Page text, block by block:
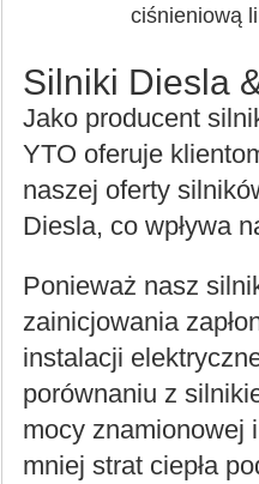
ciśnieniową
Silniki Diesla
Jako producent
YTO oferuje
naszej oferty
Diesla, co wpływa
Ponieważ nasz
zainicjowania
instalacji
porównaniu z
mocy znamionowej
mniej strat ciepła